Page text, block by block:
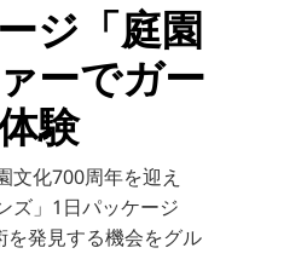
ジ「庭園
ーでガー
験
文化700周年を迎え
ズ」1日パッケージ
発見する機会をグル